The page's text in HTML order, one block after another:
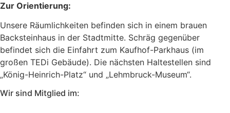
Zur Orientierung:
Unsere Räumlichkeiten befinden sich in einem brauen
Backsteinhaus in der Stadtmitte. Schräg gegenüber
befindet sich die Einfahrt zum Kaufhof-Parkhaus (im
großen TEDi Gebäude). Die nächsten Haltestellen sind
„König-Heinrich-Platz“ und „Lehmbruck-Museum“.
Wir sind Mitglied im: